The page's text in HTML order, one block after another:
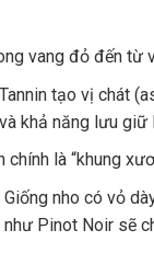
vang đỏ đến từ
tạo vị chát
khả năng lưu giữ
chính là “khung
Giống nho có vỏ
Pinot Noir sẽ